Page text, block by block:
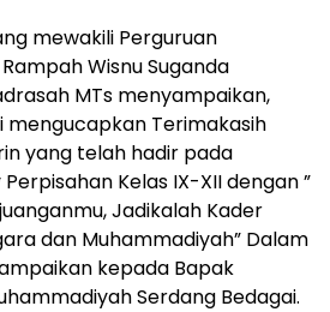
mewakili Perguruan
Wisnu Suganda
MTs menyampaikan,
mengucapkan Terimakasih
yang telah hadir pada
Kelas IX-XII dengan ”
Jadikalah Kader
dan Muhammadiyah” Dalam
kepada Bapak
Serdang Bedagai.